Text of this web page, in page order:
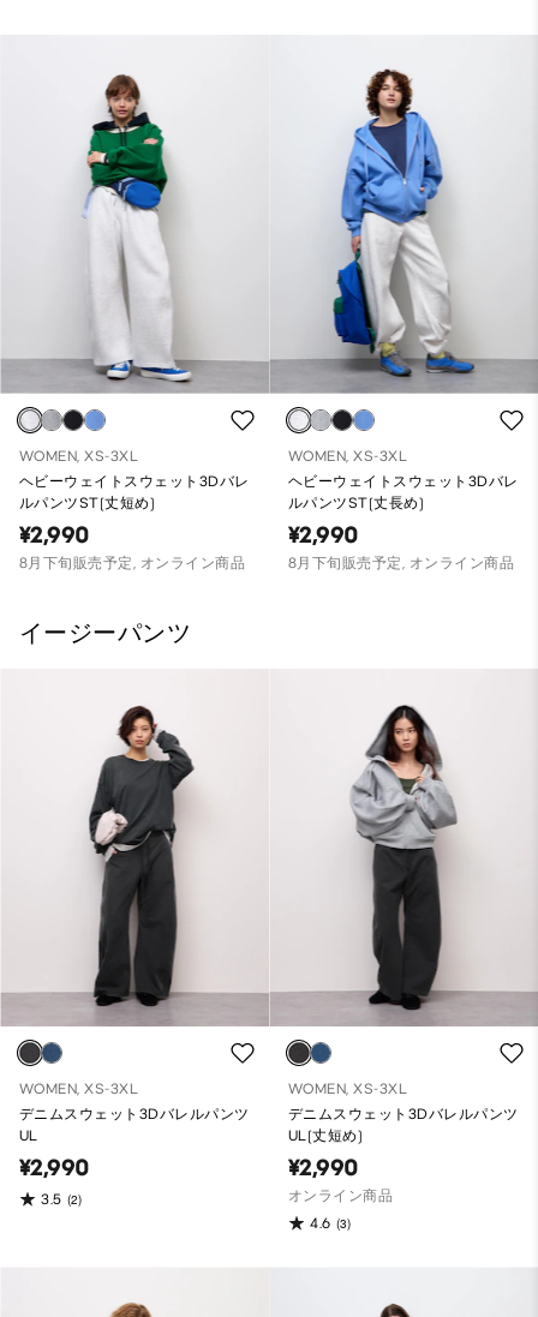
WOMEN, XS-3XL
ヘビーウェイトスウェット3Dバレ
ルパンツST(丈短め)
¥2,990
8月下旬販売予定, オンライン商品
WOMEN, XS-3XL
ヘビーウェイトスウェット3Dバレ
ルパンツST(丈長め)
¥2,990
8月下旬販売予定, オンライン商品
イージーパンツ
WOMEN, XS-3XL
デニムスウェット3Dバレルパンツ
UL
¥2,990
3.5 (2)
WOMEN, XS-3XL
デニムスウェット3Dバレルパンツ
UL(丈短め)
¥2,990
オンライン商品
4.6 (3)